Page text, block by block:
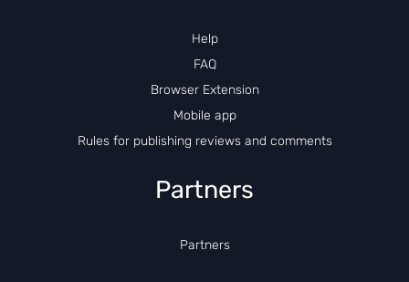
Help
FAQ
Browser Extension
Mobile app
Rules for publishing reviews and comments
Partners
Partners